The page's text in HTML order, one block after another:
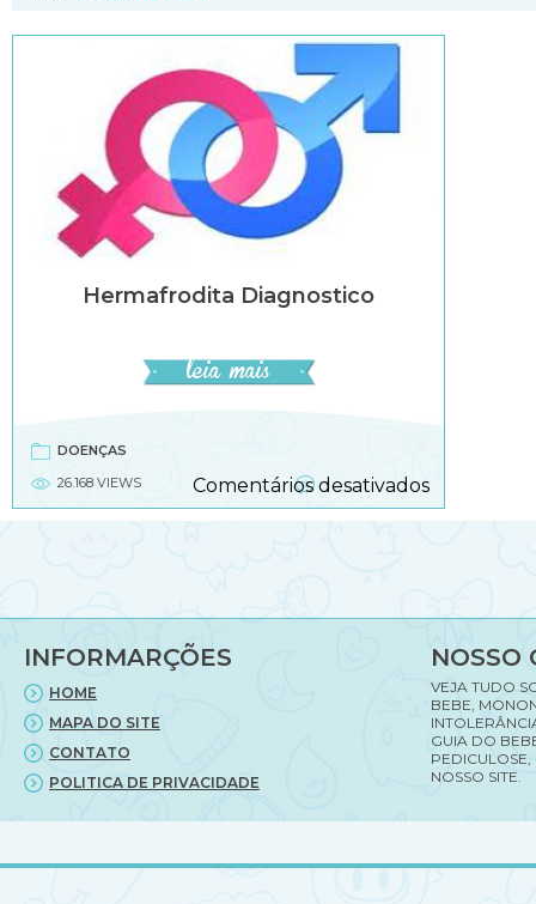
Hermafrodita Diagnostico
DOENÇAS
26.168 VIEWS
Comentários desativadosem
INFORMARÇÕES
HOME
MAPA DO SITE
CONTATO
POLITICA DE PRIVACIDADE
NOSSO
VEJA TUDO
BEBE,
GUIA DO
PEDICULOSE,
NOSSO SITE.